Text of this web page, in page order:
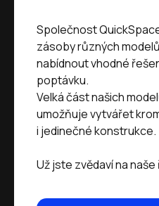
Společnost
zásoby různých
nabídnout vhodné
poptávku.
Velká část našich
umožňuje vytvářet
i jedinečné konstrukce.
Už jste zvědaví na naše